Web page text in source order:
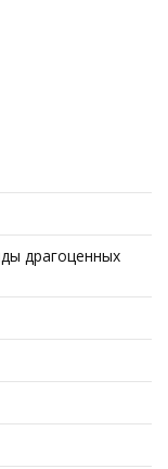
драгоценных